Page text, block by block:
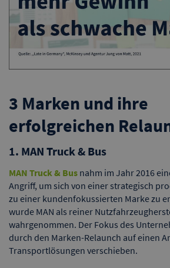
3 Marken und ihre
erfolgreichen
1. MAN Truck & Bus
MAN Truck & Bus nahm im Jahr 2016
Angriff, um sich von einer strategisch
zu einer kundenfokussierten Marke zu
wurde MAN als reiner
wahrgenommen. Der Fokus des
durch den Marken-Relaunch auf einen
Transportlösungen verschieben.